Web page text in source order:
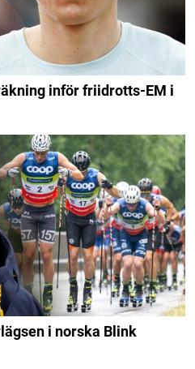
inför friidrotts-EM i
i norska Blink